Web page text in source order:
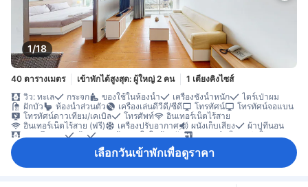
1/18
40 ตารางเมตร เข้าพักได้สูงสุด: ผู้ใหญ่ 2 คน
1 เตียงคิงไซส์
วิว: ทะเล
กระจก ของใช้ในห้องน้ำ เครื่องชั่งน้ำหนัก
ไดร์เป่าผม
ฝักบัว
ห้องน้ำส่วนตัว เครื่องเล่นดีวีดี/ซีดี โทรทัศน์
โทรทัศน์จอแบน
โทรทัศน์ดาวเทียม/เคเบิล
โทรศัพท์
อินเทอร์เน็ตไร้สาย
อินเทอร์เน็ตไร้สาย (ฟรี)
เครื่องปรับอากาศ ผนังเก็บเสียง
ผ้าปูที่นอน
ม่านทึบแสง
มุ้ง รองเท้าแตะใส่ในห้องพัก
กาแฟสำเร็จรูป (ฟรี)
เครื่องครัว ตู้เย็น น้ำดื่มบรรจุขวด (ฟรี)
บริการทำความสะอาดรายวัน โซฟา
หน้าต่าง
เลือกวันเข้าพักเพื่อดูราคา